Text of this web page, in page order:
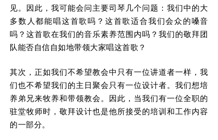
见。因此，我可能会问主要司琴几个问题：我们中的大
多数人都能唱这首歌吗？这首歌适合我们会众的嗓音
吗？这首歌在我们的音乐素养范围内吗？我们的敬拜团
队能否自信自如地带领大家唱这首歌？
其次，正如我们不希望教会中只有一位讲道者一样，我
们也不希望我们的主日聚会只有一位设计者。我们想培
养弟兄来牧养和带领教会。因此，当我们有一位全职的
驻堂牧师时，敬拜设计也是他所接受的培训和工作内容
的一部分。